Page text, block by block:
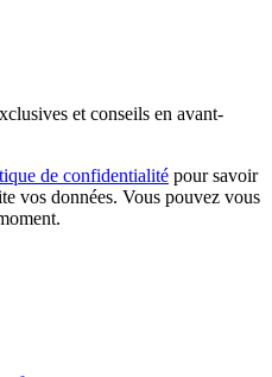
et conseils en avant-
de confidentialité pour savoir
vos données. Vous pouvez vous